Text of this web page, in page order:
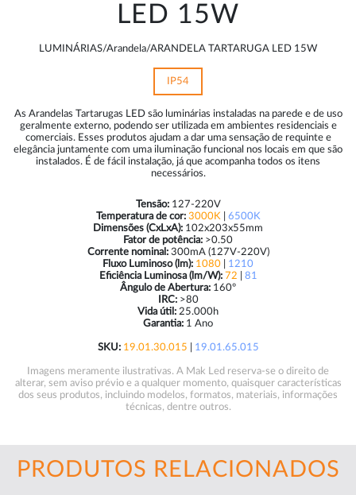
LED 15W
LUMINÁRIAS/Arandela/ARANDELA TARTARUGA LED 15W
IP54
As Arandelas Tartarugas LED são luminárias instaladas na parede e de uso
geralmente externo, podendo ser utilizada em ambientes residenciais e
comerciais. Esses produtos ajudam a dar uma sensação de requinte e
elegância juntamente com uma iluminação funcional nos locais em que são
instalados. É de fácil instalação, já que acompanha todos os itens
necessários.
Tensão:127-220V
Temperatura de cor: 3000K| 6500K
Dimensões (CxLxA): 102x203x55mm
Fator de potência: >0.50
Corrente nominal:300mA (127V-220V)
Fluxo Luminoso (lm): 1080
1210
Eficiência Luminosa (lm/W): 72
81
Ângulo de Abertura: 160º
IRC:>80
Vida útil: 25.000h
Garantia: 1 Ano
SKU: 19.01.30.015 19.01.65.015
Imagens meramente ilustrativas. A Mak Led reserva-se o direito de
alterar, sem aviso prévio e a qualquer momento, quaisquer características
dos seus produtos, incluindo modelos, formatos, materiais, informações
técnicas, dentre outros.
PRODUTOS RELACIONADOS